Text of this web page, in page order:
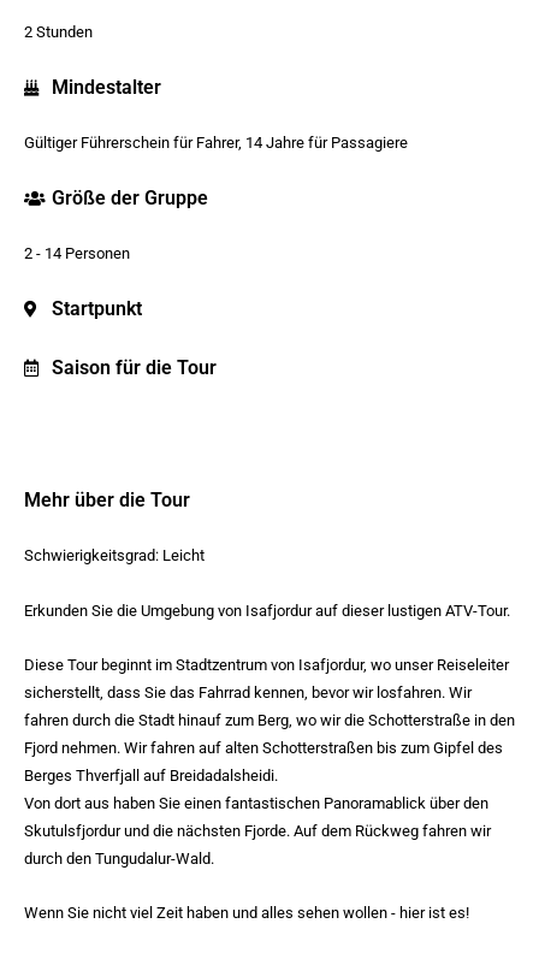
2 Stunden
Mindestalter
Gültiger Führerschein für Fahrer, 14 Jahre für Passagiere
Größe der Gruppe
2 - 14 Personen
Startpunkt
Saison für die Tour
Mehr über die Tour
Schwierigkeitsgrad: Leicht
Erkunden Sie die Umgebung von Isafjordur auf dieser lustigen ATV-Tour.
Diese Tour beginnt im Stadtzentrum von Isafjordur, wo unser Reiseleiter
sicherstellt, dass Sie das Fahrrad kennen, bevor wir losfahren. Wir
fahren durch die Stadt hinauf zum Berg, wo wir die Schotterstraße in den
Fjord nehmen. Wir fahren auf alten Schotterstraßen bis zum Gipfel des
Berges Thverfjall auf Breidadalsheidi.
Von dort aus haben Sie einen fantastischen Panoramablick über den
Skutulsfjordur und die nächsten Fjorde. Auf dem Rückweg fahren wir
durch den Tungudalur-Wald.
Wenn Sie nicht viel Zeit haben und alles sehen wollen - hier ist es!